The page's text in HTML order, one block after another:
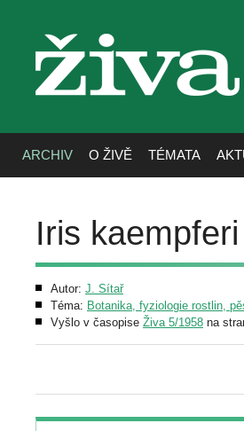
živa
ARCHIV O ŽIVĚ TÉMATA
Iris kaempferi
Autor: J. Sítař
Téma: Botanika, fyziologie rostlin,
Vyšlo v časopise Živa 5/1958 na